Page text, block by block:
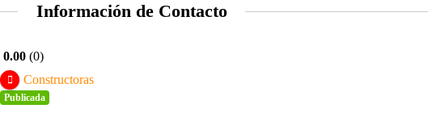
Información de Contacto
0.00 0
Constructoras
Publicada